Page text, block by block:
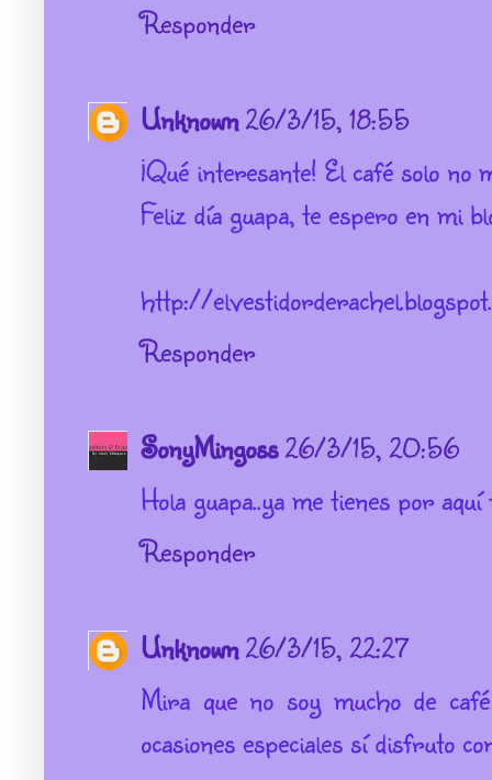
Responder
Unknown26/3/15, 18:55
¡Qué interesante! El café solo no
Feliz día guapa, te espero en mi
http://
Responder
SonyMingoss26/3/15, 20:56
Hola guapa..ya me tienes por
Responder
Unknown26/3/15, 22:27
Mira que no soy mucho de
ocasiones especiales sí disfruto